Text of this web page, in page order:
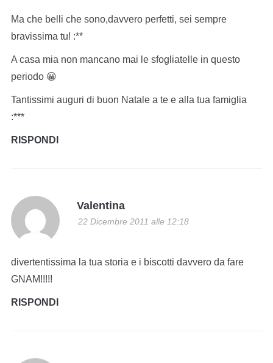
Ma che belli che sono,davvero perfetti, sei sempre
bravissima tu! :**
A casa mia non mancano mai le sfogliatelle in questo
periodo 😀
Tantissimi auguri di buon Natale a te e alla tua famiglia
:***
RISPONDI
Valentina
22 Dicembre 2011 alle 12:18
divertentissima la tua storia e i biscotti davvero da fare
GNAM!!!!!
RISPONDI